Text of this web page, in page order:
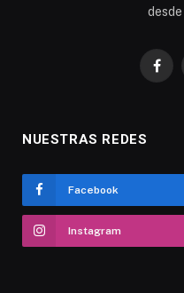
desde
NUESTRAS REDES
Facebook
Instagram